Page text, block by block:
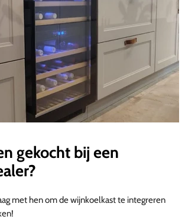
gekocht bij een
met hen om de wijnkoelkast te integreren